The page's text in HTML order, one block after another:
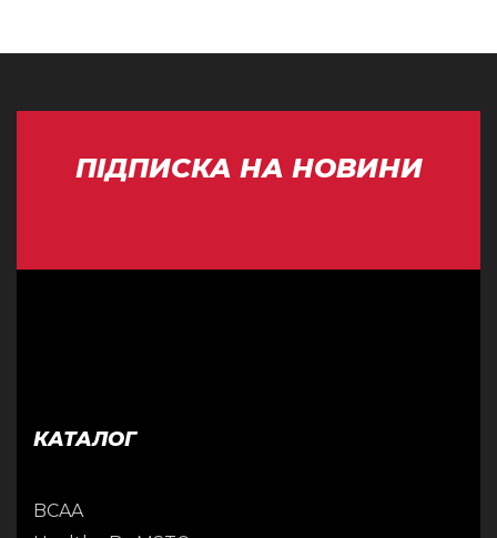
ПІДПИСКА НА НОВИНИ
КАТАЛОГ
BCAA